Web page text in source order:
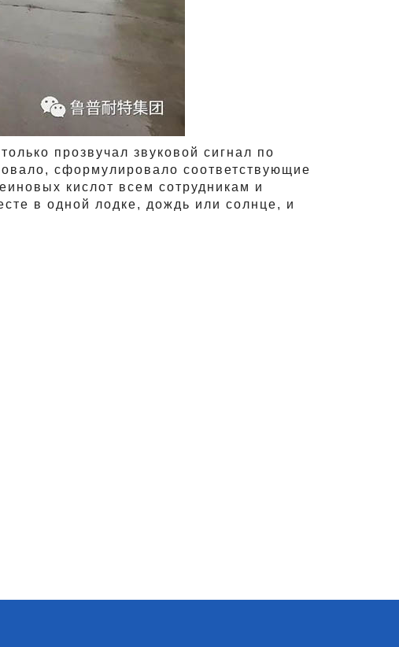
прозвучал звуковой сигнал по
сформулировало соответствующие
кислот всем сотрудникам и
в одной лодке, дождь или солнце, и